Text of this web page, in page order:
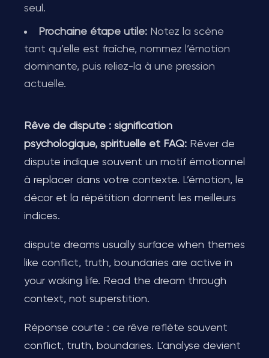
seul.
Prochaine étape utile: Notez la scène
tant qu’elle est fraîche, nommez l’émotion
dominante, puis reliez-la à une pression
actuelle.
Rêve de dispute : signification
psychologique, spirituelle et FAQ: Rêver de
dispute indique souvent un motif émotionnel
à replacer dans votre contexte. L’émotion, le
décor et la répétition donnent les meilleurs
indices.
dispute dreams usually surface when themes
like conflict, truth, boundaries are active in
your waking life. Read the dream through
context, not superstition.
Réponse courte : ce rêve reflète souvent
conflict, truth, boundaries. L’analyse devient